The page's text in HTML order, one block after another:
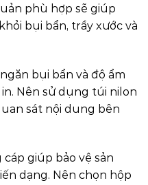
phù hợp sẽ giúp
bụi bẩn, trầy xước và
bụi bẩn và độ ẩm
Nên sử dụng túi nilon
sát nội dung bên
giúp bảo vệ sản
dạng. Nên chọn hộp